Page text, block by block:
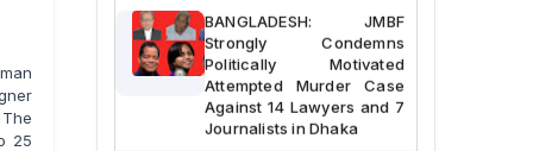
25
BANGLADESH: JMBF
Strongly Condemns
Politically Motivated
Attempted Murder Case
Against 14 Lawyers and 7
Journalists in Dhaka